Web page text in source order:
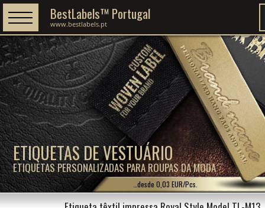
ETIQUETAS DE VESTUÁRIO
ETIQUETAS PERSONALIZADAS PARA ROUPAS DA MODA
BestLabels™ Portugal
www.bestlabels.pt
…desde 0,03 EUR/Pcs.